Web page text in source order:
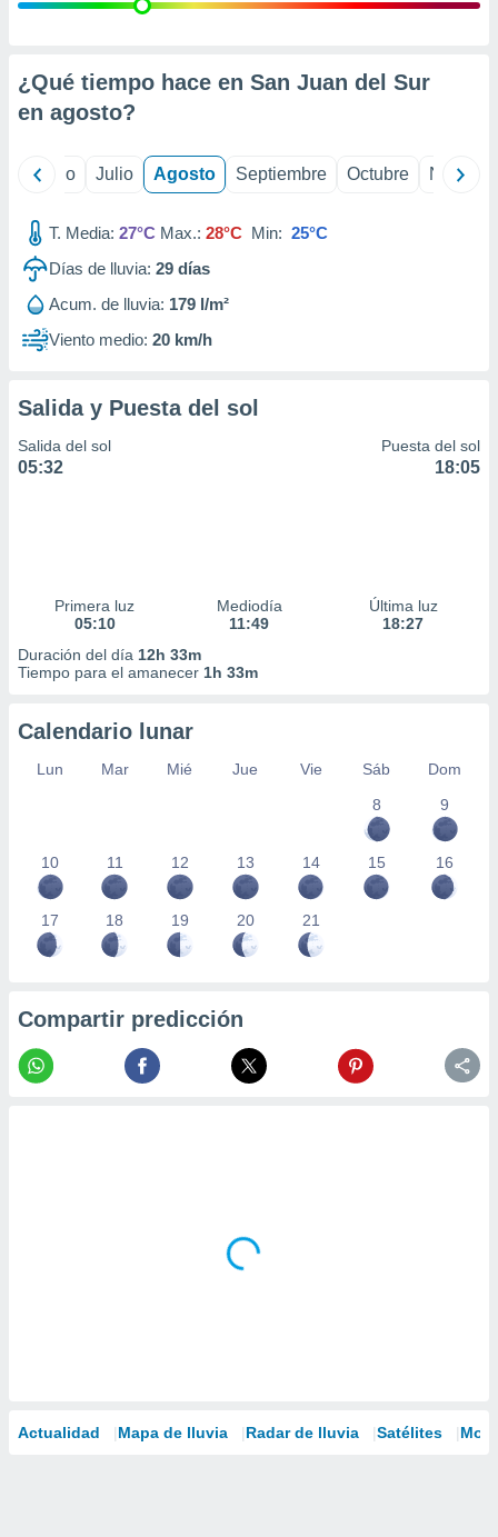
e
mediante
de
1199
¿Qué tiempo hace en San Juan del Sur
en agosto?
Junio Julio Agosto Septiembre Octubre
T. Media: 27°C Max.: 28°C Min: 25°C
Días de lluvia: 29 días
Acum. de lluvia: 179 l/m²
Viento medio: 20 km/h
Salida y Puesta del sol
Salida del sol
05:32
Puesta del sol
18:05
Primera luz
05:10
Mediodía
11:49
Última luz
18:27
Duración del día 12h 33m
Tiempo para el amanecer 1h 33m
Calendario lunar
Lun Mar Mié Jue Vie Sáb
Dom
8
9
10 11 12 13 14 15 16
17 18 19 20 21
Compartir predicción
Actualidad Mapa de lluvia Radar de lluvia Satélites